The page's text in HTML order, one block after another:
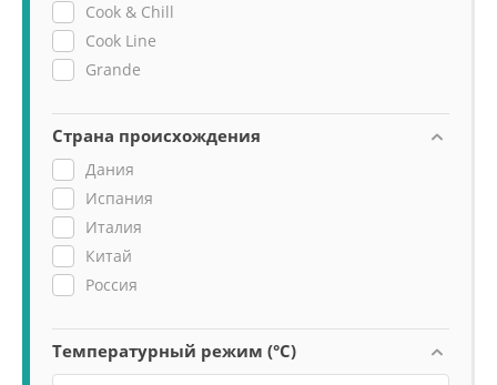
Cook & Chill
Cook Line
Grande
Страна происхождения
Дания
Испания
Италия
Китай
Россия
Температурный режим (°C)